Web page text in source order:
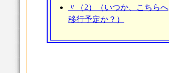
〃（2）（いつか、こちらへ
移行予定か？）